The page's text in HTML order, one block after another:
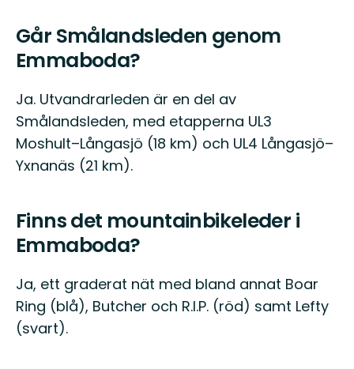
Går Smålandsleden genom
Emmaboda?
Ja. Utvandrarleden är en del av
Smålandsleden, med etapperna UL3
Moshult–Långasjö (18 km) och UL4 Långasjö–
Yxnanäs (21 km).
Finns det mountainbikeleder i
Emmaboda?
Ja, ett graderat nät med bland annat Boar
Ring (blå), Butcher och R.I.P. (röd) samt Lefty
(svart).